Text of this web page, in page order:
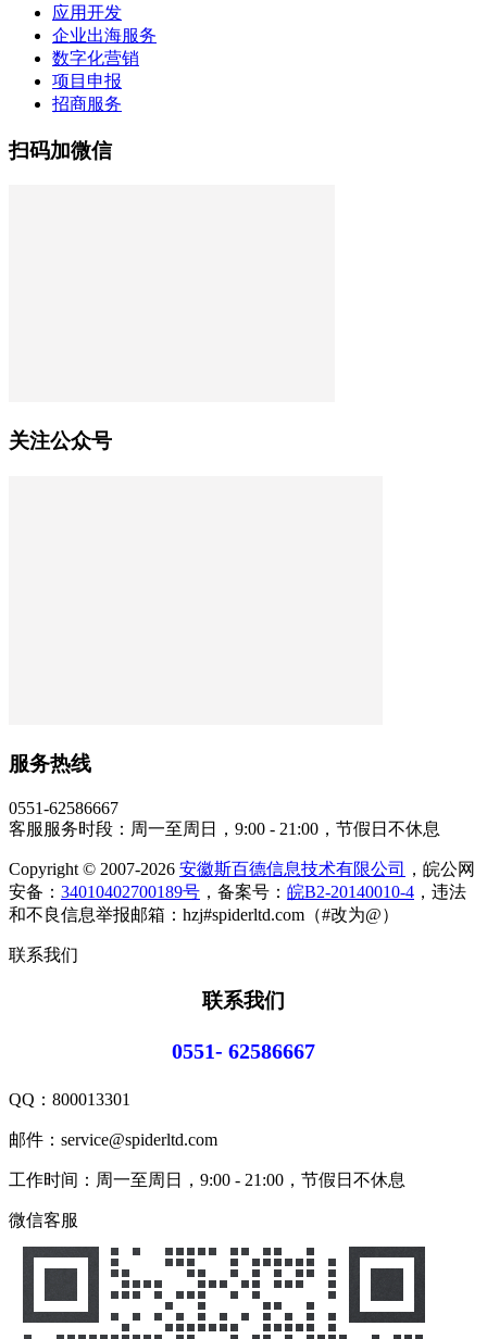
应用开发
企业出海服务
数字化营销
项目申报
招商服务
扫码加微信
关注公众号
服务热线
0551-62586667
客服服务时段：周一至周日，9:00 - 21:00，节假日不休息
Copyright © 2007-2026 安徽斯百德信息技术有限公司
，皖公网
安备： 34010402700189号 ，备案号： 皖B2-20140010-4 ，违法
和不良信息举报邮箱：hzj#spiderltd.com（#改为@）
联系我们
联系我们
0551- 62586667
QQ： 800013301
邮件：service@spiderltd.com
工作时间：周一至周日，9:00 - 21:00，节假日不休息
微信客服